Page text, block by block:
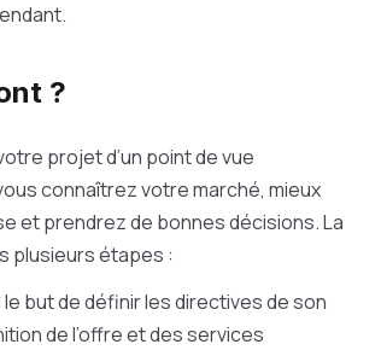
?
projet d’un point de vue
connaîtrez votre marché, mieux
et prendrez de bonnes décisions. La
plusieurs étapes :
le but de définir les directives de son
de l’offre et des services